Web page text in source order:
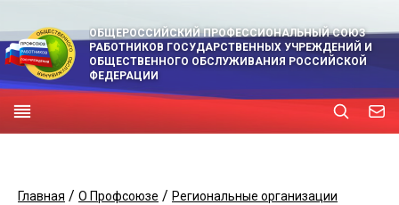
ОБЩЕРОССИЙСКИЙ ПРОФЕССИОНАЛЬНЫЙ СОЮЗ
РАБОТНИКОВ ГОСУДАРСТВЕННЫХ УЧРЕЖДЕНИЙ И
ОБЩЕСТВЕННОГО ОБСЛУЖИВАНИЯ РОССИЙСКОЙ
ФЕДЕРАЦИИ
Главная / О Профсоюзе / Региональные организации